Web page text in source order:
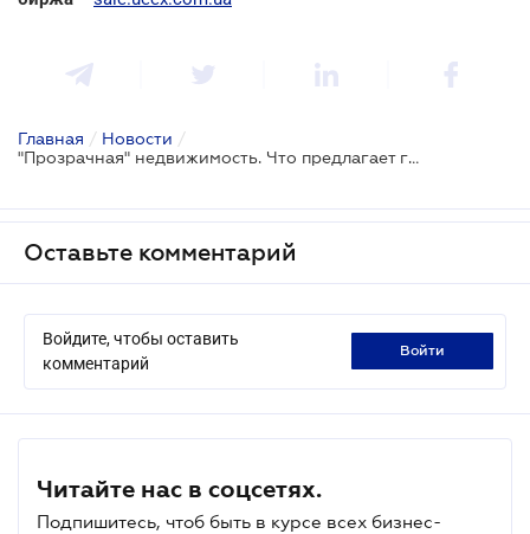
Главная / Новости /
"Прозрачная" недвижимость. Что предлагает государство?
Оставьте комментарий
Войдите, чтобы оставить
комментарий
войти
Читайте нас в соцсетях.
Подпишитесь, чтоб быть в курсе всех бизнес-